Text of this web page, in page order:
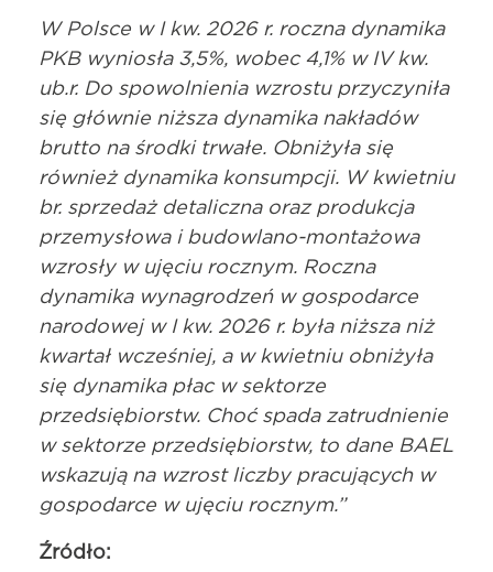
W Polsce w I kw. 2026 r. roczna dynamika
PKB wyniosła 3,5%, wobec 4,1% w IV kw.
ub.r. Do spowolnienia wzrostu przyczyniła
się głównie niższa dynamika nakładów
brutto na środki trwałe. Obniżyła się
również dynamika konsumpcji. W kwietniu
br. sprzedaż detaliczna oraz produkcja
przemysłowa i budowlano-montażowa
wzrosły w ujęciu rocznym. Roczna
dynamika wynagrodzeń w gospodarce
narodowej w I kw. 2026 r. była niższa niż
kwartał wcześniej, a w kwietniu obniżyła
się dynamika płac w sektorze
przedsiębiorstw. Choć spada zatrudnienie
w sektorze przedsiębiorstw, to dane BAEL
wskazują na wzrost liczby pracujących w
gospodarce w ujęciu rocznym.”
Źródło: